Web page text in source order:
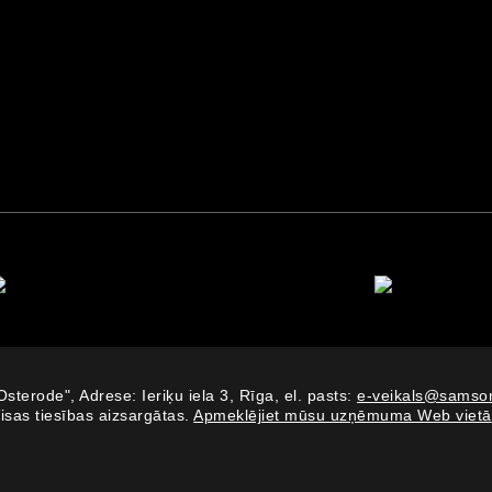
Adrese: Ieriķu iela 3, Rīga, el. pasts: e-
tiesības aizsargātas.Apmeklējiet mūsu uzņēmuma Web vietā